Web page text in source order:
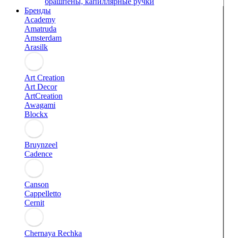
Бренды
Academy
Amatruda
Amsterdam
Arasilk
Art Creation
Art Decor
ArtCreation
Awagami
Blockx
Bruynzeel
Cadence
Canson
Cappelletto
Cernit
Chernaya Rechka